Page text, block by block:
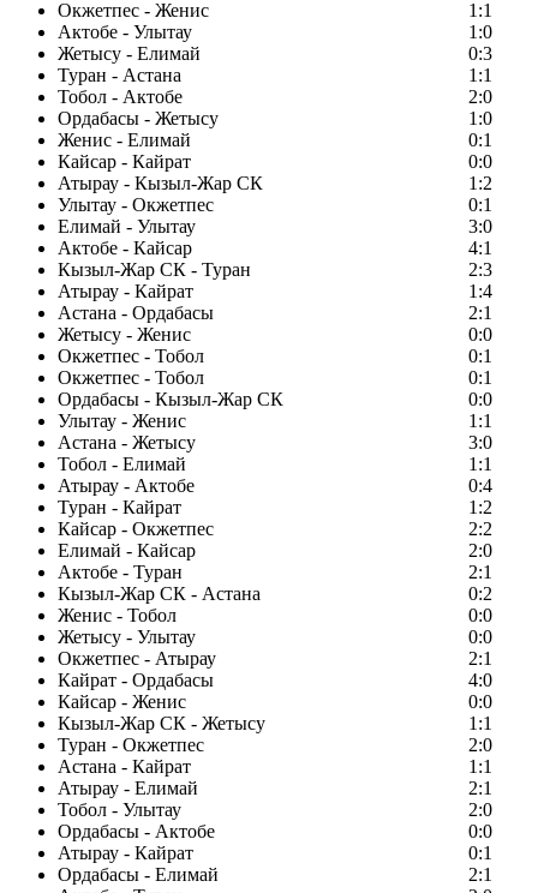
Окжетпес - Женис
1:1
Актобе - Улытау
1:0
Жетысу - Елимай
0:3
Туран - Астана
1:1
Тобол - Актобе
2:0
Ордабасы - Жетысу
1:0
Женис - Елимай
0:1
Кайсар - Кайрат
0:0
Атырау - Кызыл-Жар СК
1:2
Улытау - Окжетпес
0:1
Елимай - Улытау
3:0
Актобе - Кайсар
4:1
Кызыл-Жар СК - Туран
2:3
Атырау - Кайрат
1:4
Астана - Ордабасы
2:1
Жетысу - Женис
0:0
Окжетпес - Тобол
0:1
Окжетпес - Тобол
0:1
Ордабасы - Кызыл-Жар СК
0:0
Улытау - Женис
1:1
Астана - Жетысу
3:0
Тобол - Елимай
1:1
Атырау - Актобе
0:4
Туран - Кайрат
1:2
Кайсар - Окжетпес
2:2
Елимай - Кайсар
2:0
Актобе - Туран
2:1
Кызыл-Жар СК - Астана
0:2
Женис - Тобол
0:0
Жетысу - Улытау
0:0
Окжетпес - Атырау
2:1
Кайрат - Ордабасы
4:0
Кайсар - Женис
0:0
Кызыл-Жар СК - Жетысу
1:1
Туран - Окжетпес
2:0
Астана - Кайрат
1:1
Атырау - Елимай
2:1
Тобол - Улытау
2:0
Ордабасы - Актобе
0:0
Атырау - Кайрат
0:1
Ордабасы - Елимай
2:1